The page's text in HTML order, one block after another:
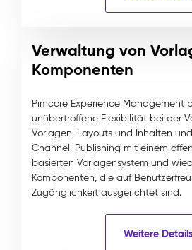
Verwaltung von
Komponenten
Pimcore Experience Management
unübertroffene Flexibilität bei der
Vorlagen, Layouts und Inhalten
Channel-Publishing mit einem
basierten Vorlagensystem und
Komponenten, die auf
Zugänglichkeit ausgerichtet sind.
Weitere Details